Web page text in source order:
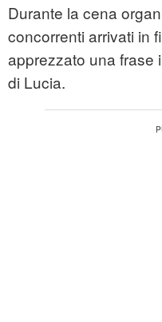
Durante la cena
concorrenti arrivati in
apprezzato una frase
di Lucia.